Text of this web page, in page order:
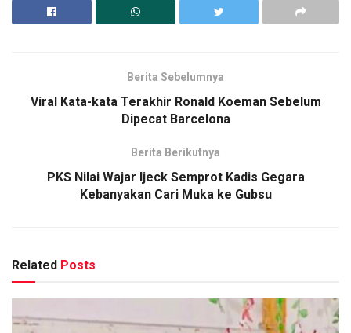
Berita Sebelumnya
Viral Kata-kata Terakhir Ronald Koeman Sebelum
Dipecat Barcelona
Berita Berikutnya
PKS Nilai Wajar Ijeck Semprot Kadis Gegara
Kebanyakan Cari Muka ke Gubsu
Related Posts